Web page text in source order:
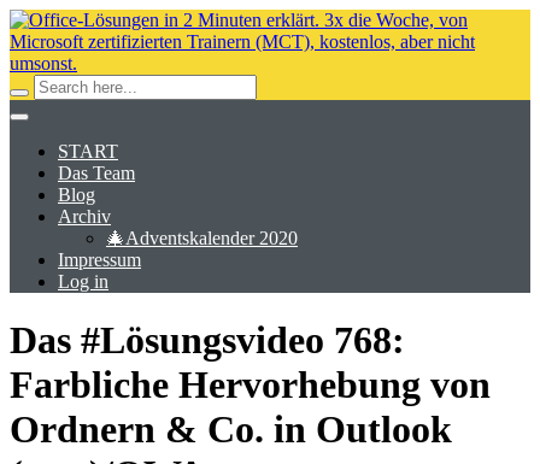
START
Das Team
Blog
Archiv
🎄Adventskalender 2020
Impressum
Log in
Das #Lösungsvideo 768:
Farbliche Hervorhebung von
Ordnern & Co. in Outlook